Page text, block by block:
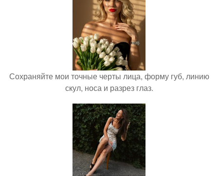
Сохраняйте мои точные черты лица, форму губ, линию
скул, носа и разрез глаз.